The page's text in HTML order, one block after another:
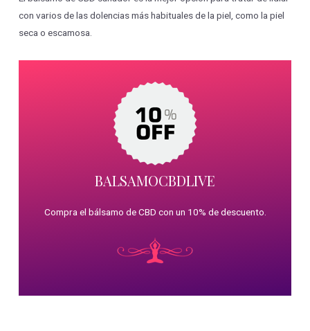
con varios de las dolencias más habituales de la piel, como la piel
seca o escamosa.
BALSAMOCBDLIVE
Compra el bálsamo de CBD con un 10% de descuento.